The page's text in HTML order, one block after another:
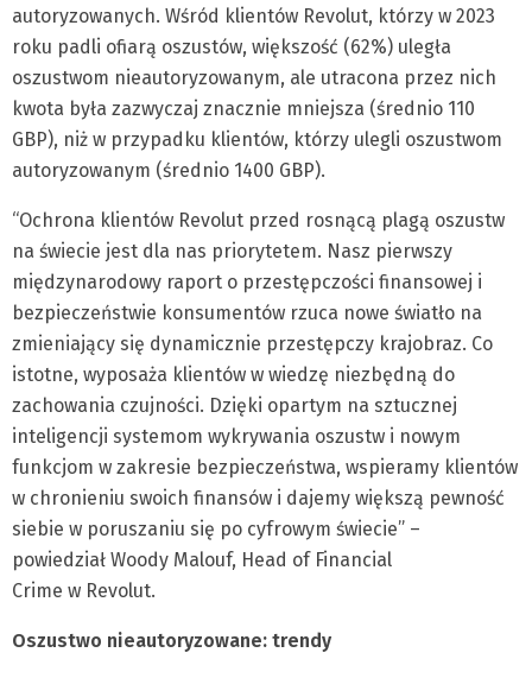
autoryzowanych. Wśród klientów Revolut, którzy w 2023
roku padli ofiarą oszustów, większość (62%) uległa
oszustwom nieautoryzowanym, ale utracona przez nich
kwota była zazwyczaj znacznie mniejsza (średnio 110
GBP), niż w przypadku klientów, którzy ulegli oszustwom
autoryzowanym (średnio 1400 GBP).
“Ochrona klientów Revolut przed rosnącą plagą oszustw
na świecie jest dla nas priorytetem. Nasz pierwszy
międzynarodowy raport o przestępczości finansowej i
bezpieczeństwie konsumentów rzuca nowe światło na
zmieniający się dynamicznie przestępczy krajobraz. Co
istotne, wyposaża klientów w wiedzę niezbędną do
zachowania czujności. Dzięki opartym na sztucznej
inteligencji systemom wykrywania oszustw i nowym
funkcjom w zakresie bezpieczeństwa, wspieramy klientów
w chronieniu swoich finansów i dajemy większą pewność
siebie w poruszaniu się po cyfrowym świecie” –
powiedział Woody Malouf, Head of Financial
Crime w Revolut.
Oszustwo nieautoryzowane: trendy